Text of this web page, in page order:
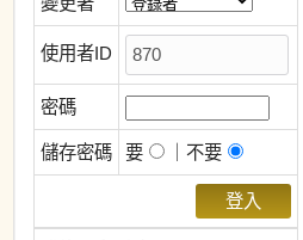
使用者ID
密碼
儲存密碼 要 ｜不要